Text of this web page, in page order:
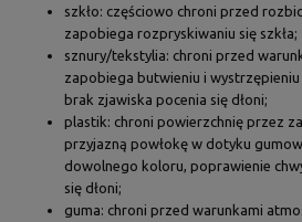
szkło: częściowo chroni przed
zapobiega rozpryskiwaniu się szkła;
sznury/tekstylia: chroni przed
zapobiega butwieniu i wystrzępieniu
brak zjawiska pocenia się dłoni;
plastik: chroni powierzchnię przez
przyjazną powłokę w dotyku
dowolnego koloru, poprawienie
się dłoni;
guma: chroni przed warunkami